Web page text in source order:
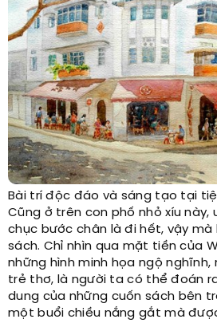
Bài trí độc đáo và sáng tạo tại
Cũng ở trên con phố nhỏ xíu này,
chục bước chân là đi hết, vậy
sách. Chỉ nhìn qua mặt tiền của
những hình minh họa ngộ
trẻ thơ, là người ta có thể đoán
dung của những cuốn sách bên
một buổi chiều nắng gắt mà